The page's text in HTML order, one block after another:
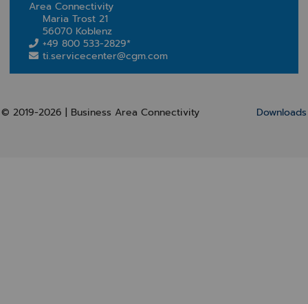
Area Connectivity
Maria Trost 21
56070 Koblenz
+49 800 533-2829*
ti.servicecenter@cgm.com
© 2019-2026 | Business Area Connectivity Downloads